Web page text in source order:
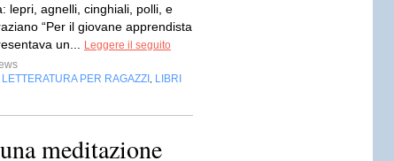
lepri, agnelli, cinghiali, polli, e
“Per il giovane apprendista
un... Leggere il seguito
LETTERATURA PER RAGAZZI , LIBRI
meditazione